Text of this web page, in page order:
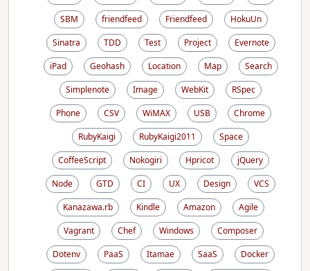
SBM
friendfeed Friendfeed
HokuUn
Sinatra
TDD Test Project
Evernote
iPad
Geohash Location Map
Search
Simplenote
Image WebKit
RSpec
Phone
CSV WiMAX USB
Chrome
RubyKaigi
RubyKaigi2011
Space
CoffeeScript
Nokogiri Hpricot
jQuery
Node
GTD CI UX Design
VCS
Kanazawa.rb
Kindle Amazon
Agile
Vagrant
Chef Windows
Composer
Dotenv
PaaS Itamae SaaS
Docker